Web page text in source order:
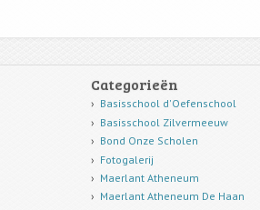
Categorieën
Basisschool d'Oefenschool
Basisschool Zilvermeeuw
Bond Onze Scholen
Fotogalerij
Maerlant Atheneum
Maerlant Atheneum De Haan